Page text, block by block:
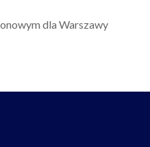
dla Warszawy